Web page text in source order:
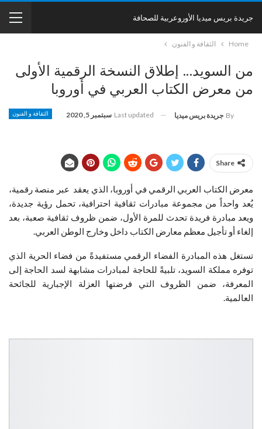
جريدة بريس ميديا الأوروعربية للصحافة
Home الثقافة و الفنون
من السويد… إطلاق النسخة الرقمية الأولى
من معرض الكتاب العربي في أوروبا
الثقافة و الفنون By جريدة بريس ميديا Last updated سبتمبر 5, 2020
Share
معرض الكتاب العربي الرقمي في أوروبا، الذي يعقد عبر منصة رقمية،
يُعد واحداً من مجموعة مبادرات ثقافية احترافية، تحمل رؤية جديدة،
ويعد مبادرة فريدة تحدث للمرة الأول، ضمن ظروف ثقافية صعبة، بعد
إلغاء أو تأجيل معظم معارض الكتاب داخل وخارج الوطن العربي.
تستغل هذه المبادرة الفضاء الرقمي مستفيدةً من فضاء الحرية الذي
توفره مملكة السويد، تلبيةً للحاجة لمبادرات مشابهة لسد الحاجة إلى
المعرفة، ضمن الظروف التي فرضتها العزلة الإجبارية للجائحة
العالمية.